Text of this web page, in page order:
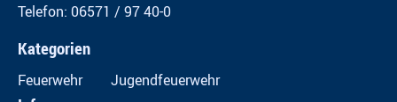
Telefon: 06571 / 97 40-0
Kategorien
Feuerwehr Jugendfeuerwehr